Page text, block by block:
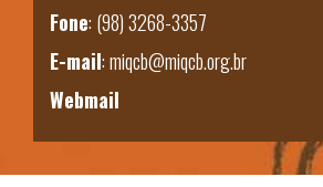
Fone: (98) 3268-3357
E-mail:miqcb@miqcb.org.br
Webmail